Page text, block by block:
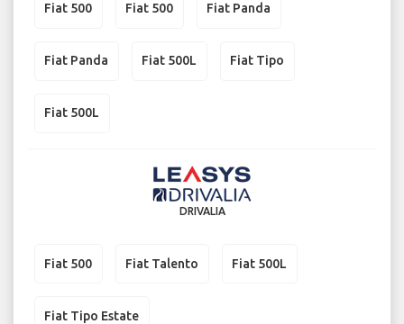
Fiat 500 Fiat 500 Fiat Panda
Fiat Panda Fiat 500L Fiat Tipo
Fiat 500L
DRIVALIA
Fiat 500 Fiat Talento Fiat 500L
Fiat Tipo Estate